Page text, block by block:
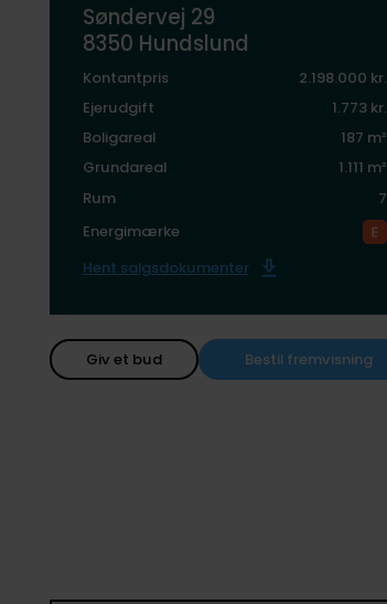
Søndervej 29
8350 Hundslund
Kontantpris
2.198.000 kr.
Ejerudgift
1.773 kr.
Boligareal
187 m²
Grundareal
1.111 m²
Rum
7
Energimærke
Hent salgsdokumenter
Giv et bud Bestil fremvisning